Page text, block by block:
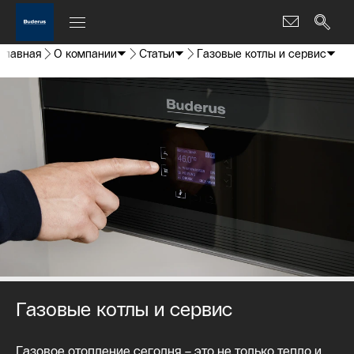
Главная О компании Статьи Газовые котлы и сервис
Газовые котлы и сервис
Газовое отопление сегодня – это не только тепло и